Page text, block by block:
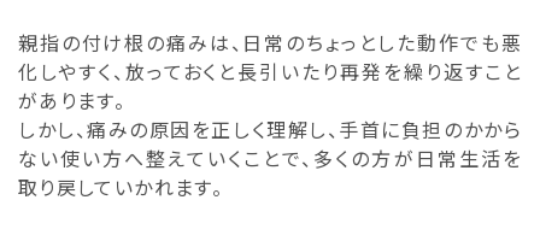
親指の付け根の痛みは、日常のちょっとした動作でも悪
化しやすく、放っておくと長引いたり再発を繰り返すこと
があります。
しかし、痛みの原因を正しく理解し、手首に負担のかから
ない使い方へ整えていくことで、多くの方が日常生活を
取り戻していかれます。